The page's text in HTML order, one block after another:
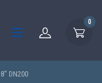
0
8" DN200